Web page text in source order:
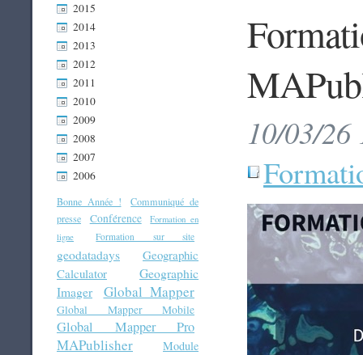
2015
2014
2013
2012
2011
2010
2009
2008
2007
2006
Bonne Année !
Communiqué de
presse
Conférence
Formation en
ligne
Formation sur site
geodatadays
Geographic
Calculator
Geographic
Imager
Global Mapper
Global Mapper Mobile
Global Mapper Pro
MAPublisher
Module
10/03/26